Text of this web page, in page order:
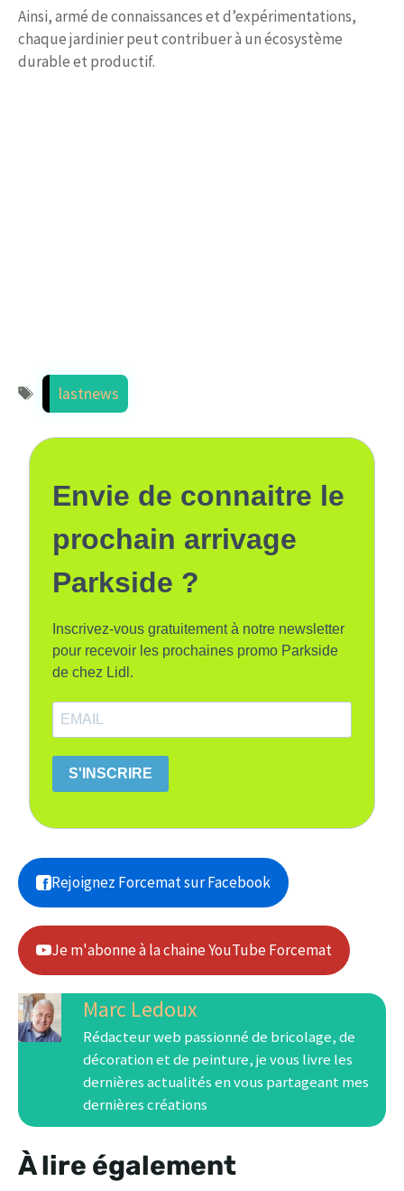
Ainsi, armé de connaissances et d’expérimentations,
chaque jardinier peut contribuer à un écosystème
durable et productif.
Étiquettes
lastnews
Envie de connaitre le
prochain arrivage
Parkside ?
Inscrivez-vous gratuitement à notre newsletter
pour recevoir les prochaines promo Parkside
de chez Lidl.
S'INSCRIRE
Rejoignez Forcemat sur Facebook
Je m'abonne à la chaine YouTube Forcemat
Marc Ledoux
Rédacteur web passionné de bricolage, de
décoration et de peinture, je vous livre les
dernières actualités en vous partageant mes
dernières créations
À lire également